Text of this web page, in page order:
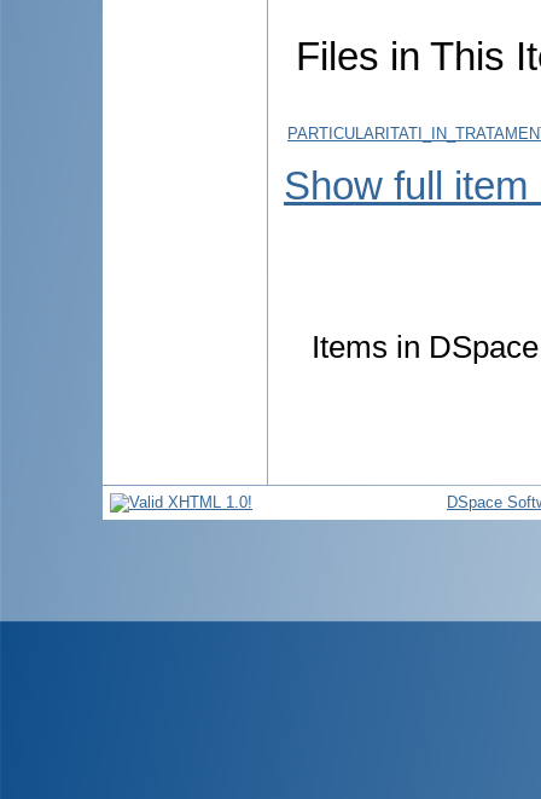
Files in This
Show full item
Items in
DSpace